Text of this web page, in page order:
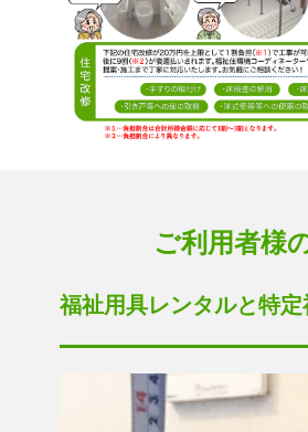
ご利用者様
福祉用具レンタルと特